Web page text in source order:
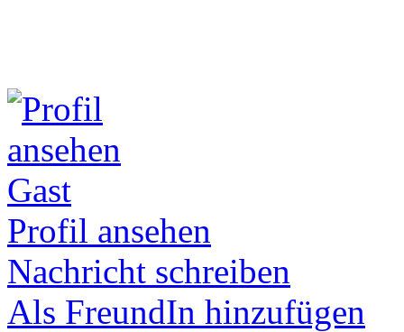
Gast
Profil ansehen
Nachricht schreiben
Als FreundIn hinzufügen